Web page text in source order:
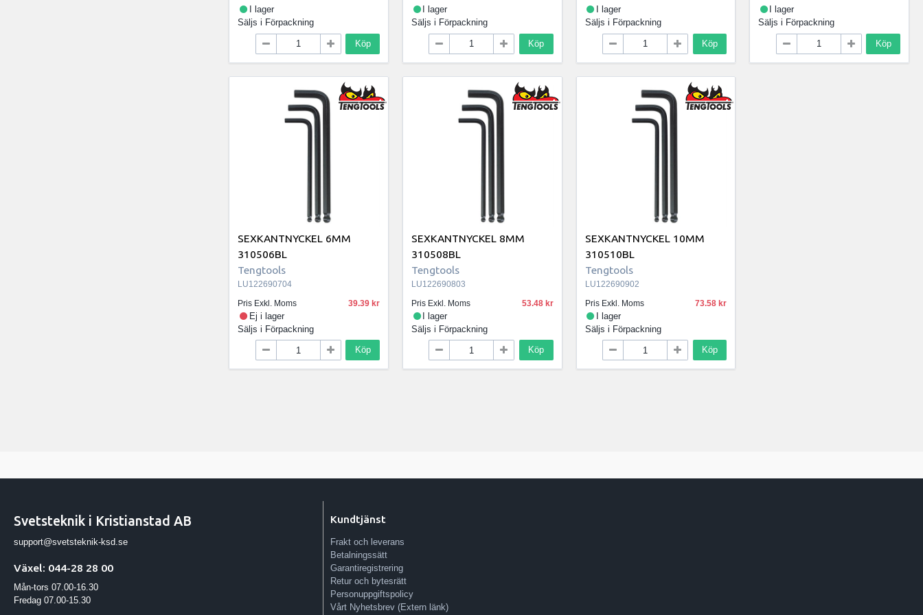
I lager
Säljs i Förpackning
Köp
I lager
Säljs i Förpackning
Köp
I lager
Säljs i Förpackning
Köp
I lager
Säljs i Förpackning
Köp
SEXKANTNYCKEL 6MM
310506BL
Tengtools
LU122690704
Pris Exkl. Moms
39.39
Ej i lager
Säljs i Förpackning
Köp
SEXKANTNYCKEL 8MM
310508BL
Tengtools
LU122690803
Pris Exkl. Moms
53.48
I lager
Säljs i Förpackning
Köp
SEXKANTNYCKEL 10MM
310510BL
Tengtools
LU122690902
Pris Exkl. Moms
73.58
I lager
Säljs i Förpackning
Köp
Svetsteknik i Kristianstad AB
support@svetsteknik-ksd.se
Växel: 044-28 28 00
Mån-tors 07.00-16.30
Fredag 07.00-15.30
Kundtjänst
Frakt och leverans
Betalningssätt
Garantiregistrering
Retur och bytesrätt
Personuppgiftspolicy
Vårt Nyhetsbrev (Extern länk)